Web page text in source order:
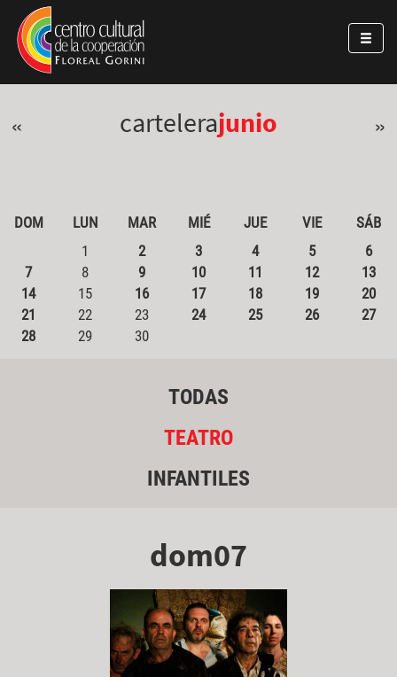
Pasar al contenido principal
Jump to main content
« cartelerajunio »
DOM LUN MAR MIÉ JUE VIE
SÁB
1
2 3 4 5
6
7
8 9 10 11 12
13
14
15 16 17 18 19
20
21
22 23 24 25 26
27
28
29 30
TODAS
TEATRO
INFANTILES
dom07